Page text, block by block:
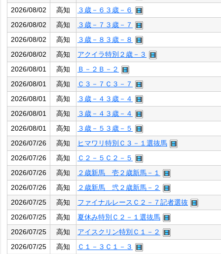
2026/08/02
高知
３歳－６３歳－６
2026/08/02
高知
３歳－７３歳－７
2026/08/02
高知
３歳－８３歳－８
2026/08/02
高知
アクイラ特別２歳－３
2026/08/01
高知
Ｂ－２Ｂ－２
2026/08/01
高知
Ｃ３－７Ｃ３－７
2026/08/01
高知
３歳－４３歳－４
2026/08/01
高知
３歳－４３歳－４
2026/08/01
高知
３歳－５３歳－５
2026/07/26
高知
ヒマワリ特別Ｃ３－１選抜馬
2026/07/26
高知
Ｃ２－５Ｃ２－５
2026/07/26
高知
２歳新馬 壱２歳新馬－１
2026/07/26
高知
２歳新馬 弐２歳新馬－２
2026/07/25
高知
ファイナルレースＣ２－７記者選抜
2026/07/25
高知
夏休み特別Ｃ２－１選抜馬
2026/07/25
高知
アイスクリン特別Ｃ１－２
2026/07/25
高知
Ｃ１－３Ｃ１－３